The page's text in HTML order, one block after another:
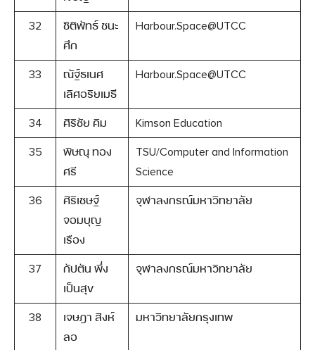
32
ชิติพัทธ์ ชนะ
ศึก
Harbour.Space@UTCC
33
ณัฐ์ธเนศ
เลิศอริยเมธี
Harbour.Space@UTCC
34 ศิริชัย คิม Kimson Education
35
พิษณุ ทอง
ศรี
TSU/Computer and Information
Science
36
ศิริเชษฐ์
จอมบุญ
เรือง
จุฬาลงกรณ์มหาวิทยาลัย
37
กัปตัน พึ่ง
เป็นสุข
จุฬาลงกรณ์มหาวิทยาลัย
38
เจษฎา สิงห์
ลอ
มหาวิทยาลัยกรุงเทพ